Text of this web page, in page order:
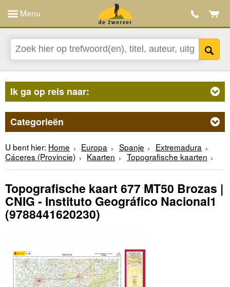
Menu
Ik ga op reis naar:
Categorieën
U bent hier: Home Europa Spanje
Extremadura
Cáceres (Provincie)
Kaarten Topografische kaarten
Topografische kaart 677 MT50 Brozas |
CNIG - Instituto Geográfico Nacional1
(9788441620230)